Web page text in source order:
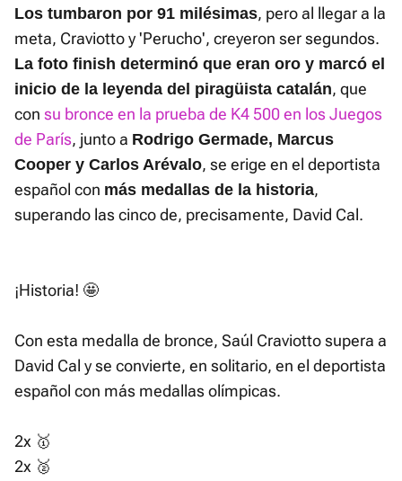
Los tumbaron por 91 milésimas, pero al llegar a la
meta, Craviotto y 'Perucho', creyeron ser segundos.
La foto finish determinó que eran oro y marcó el
inicio de la leyenda del piragüista catalán, que
con su bronce en la prueba de K4 500 en los Juegos
de París, junto a Rodrigo Germade, Marcus
Cooper y Carlos Arévalo, se erige en el deportista
español con más medallas de la historia,
superando las cinco de, precisamente, David Cal.
¡Historia! 🤩
Con esta medalla de bronce, Saúl Craviotto supera a
David Cal y se convierte, en solitario, en el deportista
español con más medallas olímpicas.
2x 🥇
2x 🥈